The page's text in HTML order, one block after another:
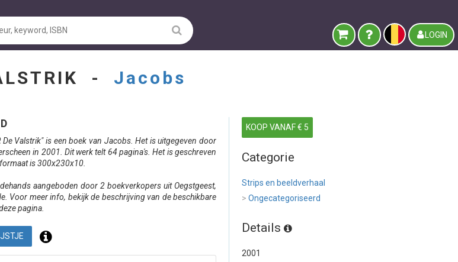
LOGIN
- Jacobs
De Valstrik" is een boek van Jacobs. Het is uitgegeven door
in 2001. Dit werk telt 64 pagina's. Het is geschreven
is 300x230x10.
aangeboden door 2 boekverkopers uit Oegstgeest,
Voor meer info, bekijk de beschrijving van de beschikbare
pagina.
KOOP VANAF € 5
Categorie
Strips en beeldverhaal
> Ongecategoriseerd
Details
2001